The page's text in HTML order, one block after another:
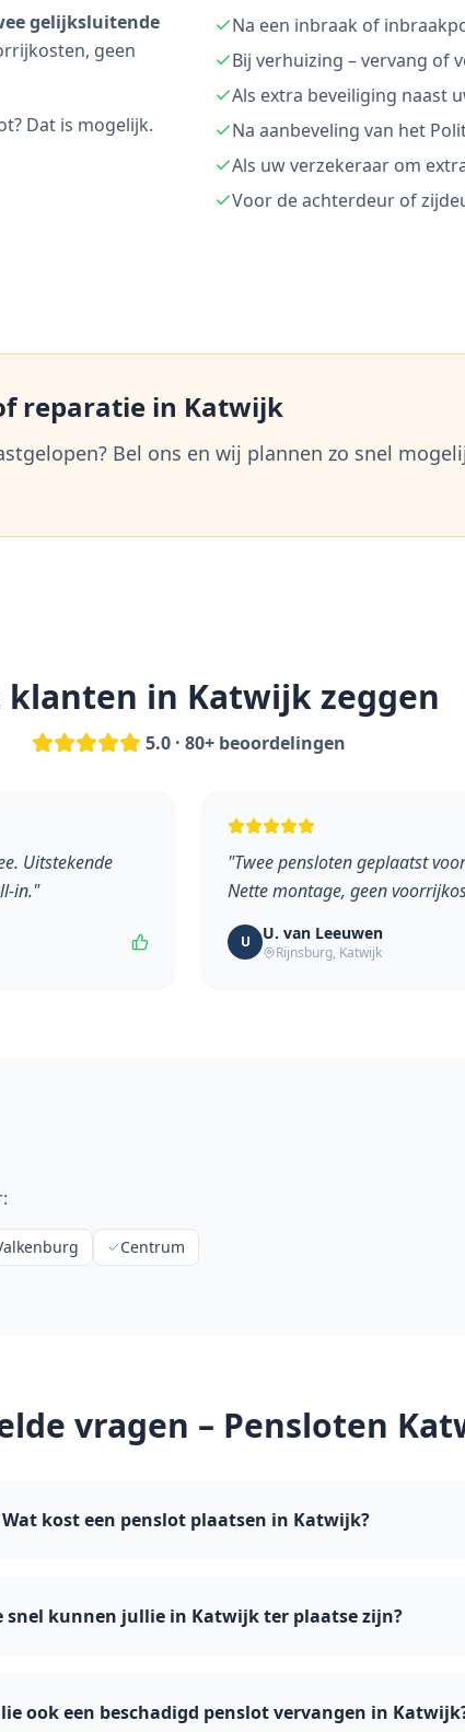
gelijksluitende
geen
Dat is mogelijk.
Na een inbraak of
Bij verhuizing – vervang of
Als extra beveiliging naast
Na aanbeveling van het
Als uw verzekeraar om
Voor de achterdeur of
reparatie in Katwijk
Bel ons en wij plannen zo snel
klanten in Katwijkzeggen
5.0 · 80+ beoordelingen
Uitstekende
in."
"Twee pensloten geplaatst
Nette montage, geen
U U. van Leeuwen
Rijnsburg, Katwijk
Centrum
vragen – Pensloten
Wat kost een penslot plaatsen in Katwijk?
snel kunnen jullie in Katwijk ter plaatse zijn?
ook een beschadigd penslot vervangen in